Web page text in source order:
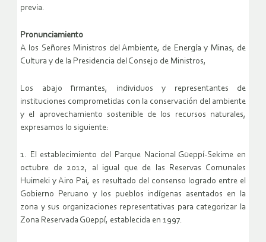
previa.
Pronunciamiento
A los Señores Ministros del Ambiente, de Energía y Minas, de
Cultura y de la Presidencia del Consejo de Ministros,
Los abajo firmantes, individuos y representantes de
instituciones comprometidas con la conservación del ambiente
y el aprovechamiento sostenible de los recursos naturales,
expresamos lo siguiente:
1. El establecimiento del Parque Nacional Güeppí-Sekime en
octubre de 2012, al igual que de las Reservas Comunales
Huimeki y Airo Pai, es resultado del consenso logrado entre el
Gobierno Peruano y los pueblos indígenas asentados en la
zona y sus organizaciones representativas para categorizar la
Zona Reservada Güeppí, establecida en 1997.